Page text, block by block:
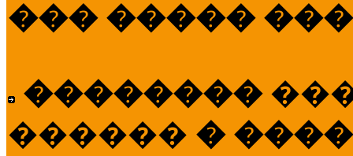
��� �����
��������
������ �